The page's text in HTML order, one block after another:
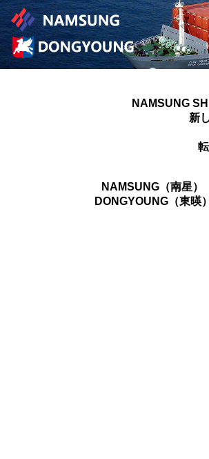
NAMSUNG
新
NAMSUNG（南星
DONGYOUNG（東暎）